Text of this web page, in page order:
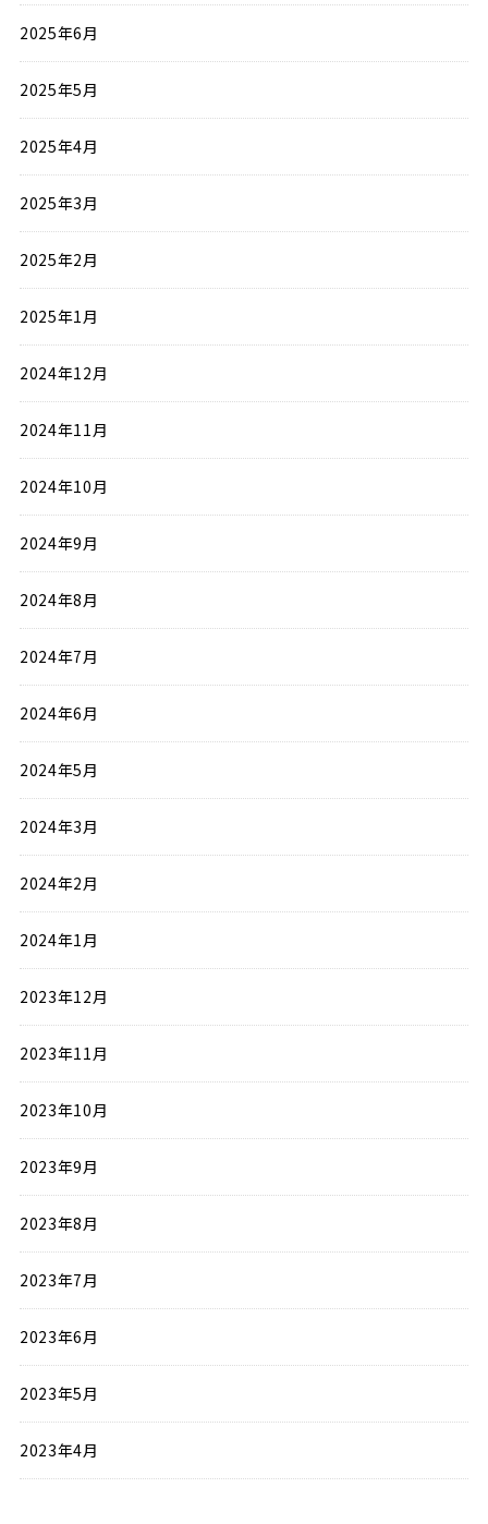
2025年6月
2025年5月
2025年4月
2025年3月
2025年2月
2025年1月
2024年12月
2024年11月
2024年10月
2024年9月
2024年8月
2024年7月
2024年6月
2024年5月
2024年3月
2024年2月
2024年1月
2023年12月
2023年11月
2023年10月
2023年9月
2023年8月
2023年7月
2023年6月
2023年5月
2023年4月